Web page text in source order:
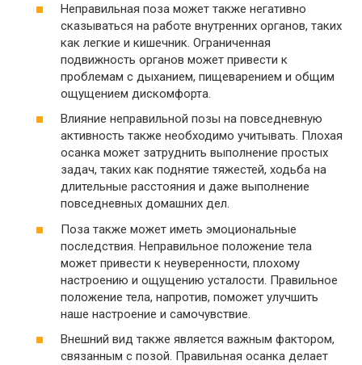
Неправильная поза может также негативно
сказываться на работе внутренних органов, таких
как легкие и кишечник. Ограниченная
подвижность органов может привести к
проблемам с дыханием, пищеварением и общим
ощущением дискомфорта.
Влияние неправильной позы на повседневную
активность также необходимо учитывать. Плохая
осанка может затруднить выполнение простых
задач, таких как поднятие тяжестей, ходьба на
длительные расстояния и даже выполнение
повседневных домашних дел.
Поза также может иметь эмоциональные
последствия. Неправильное положение тела
может привести к неуверенности, плохому
настроению и ощущению усталости. Правильное
положение тела, напротив, поможет улучшить
наше настроение и самочувствие.
Внешний вид также является важным фактором,
связанным с позой. Правильная осанка делает